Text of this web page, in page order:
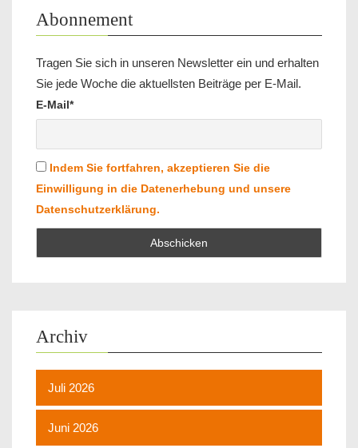
Abonnement
Tragen Sie sich in unseren Newsletter ein und erhalten
Sie jede Woche die aktuellsten Beiträge per E-Mail.
E-Mail*
Indem Sie fortfahren, akzeptieren Sie die
Einwilligung in die Datenerhebung und unsere
Datenschutzerklärung.
Archiv
Juli 2026
Juni 2026